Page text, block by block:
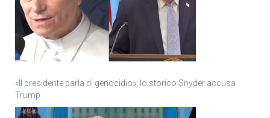
«Il presidente parla di genocidio»: lo storico Snyder accusa
Trump